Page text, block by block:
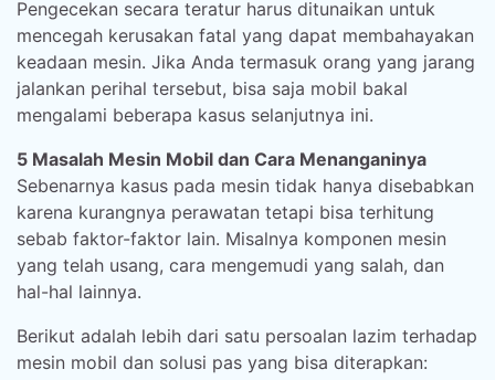
Pengecekan secara teratur harus ditunaikan untuk
mencegah kerusakan fatal yang dapat membahayakan
keadaan mesin. Jika Anda termasuk orang yang jarang
jalankan perihal tersebut, bisa saja mobil bakal
mengalami beberapa kasus selanjutnya ini.
5 Masalah Mesin Mobil dan Cara Menanganinya
Sebenarnya kasus pada mesin tidak hanya disebabkan
karena kurangnya perawatan tetapi bisa terhitung
sebab faktor-faktor lain. Misalnya komponen mesin
yang telah usang, cara mengemudi yang salah, dan
hal-hal lainnya.
Berikut adalah lebih dari satu persoalan lazim terhadap
mesin mobil dan solusi pas yang bisa diterapkan: